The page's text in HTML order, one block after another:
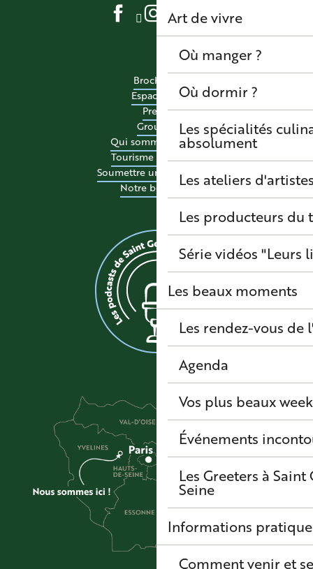
Art de vivre
Où manger ?
Où dormir ?
Les spécialités
absolument
Les ateliers
Les producteurs du
Série vidéos "Leurs
Les beaux moments
Les rendez-vous de
Agenda
Vos plus beaux
Événements
Les Greeters à
Seine
Informations
Comment venir et
Brochures
Espace pro
Presse
Groupes
Qui sommes-nous ?
Tourisme accessible
Soumettre un événement
Notre boutique